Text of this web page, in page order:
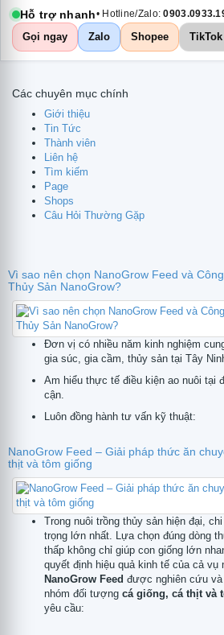
Hỗ trợ nhanh• Hotline/Zalo:
Gọi ngay Zalo Shopee
Các chuyên mục chính
Giới thiệu
Tin Tức
Thành viên
Liên hệ
Tìm kiếm
Page
Shops
Câu Hỏi Thường Gặp
Vì sao nên chọn NanoGrow Feed và
Thủy Sản NanoGrow?
Đơn vị có nhiều năm kinh nghiệm
gia súc, gia cầm, thủy sản tại Tây
Am hiểu thực tế điều kiện ao nuôi tại
cận.
Luôn đồng hành tư vấn kỹ thuật:
NanoGrow Feed – Giải pháp thức ăn
thịt và tôm giống
Trong nuôi trồng thủy sản hiện đại,
trọng lớn nhất. Lựa chọn đúng dòng
thấp không chỉ giúp con giống lớn
quyết định hiệu quả kinh tế của cả vụ
NanoGrow Feed được nghiên cứu và
nhóm đối tượng cá giống, cá thịt và
yêu cầu: